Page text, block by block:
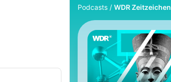
Podcasts WDR Zeitzeichen